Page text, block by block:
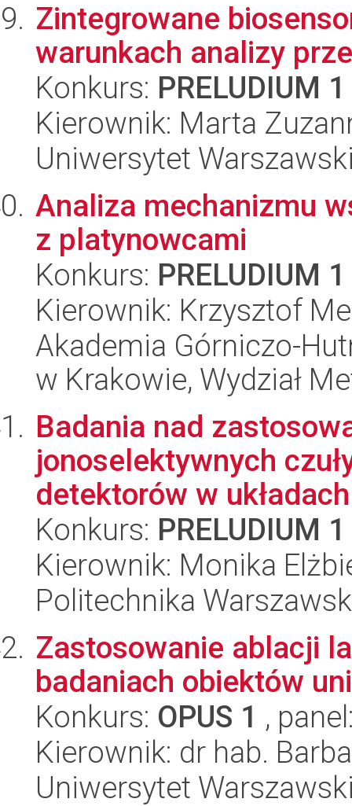
Zintegrowane
warunkach analizy
Konkurs: PRELUDIUM 1
Kierownik: Marta
Uniwersytet
Analiza mechanizmu
z platynowcami
Konkurs: PRELUDIUM 1
Kierownik: Krzysztof
Akademia Górniczo-
w Krakowie, Wydział
Badania nad
jonoselektywnych
detektorów w
Konkurs: PRELUDIUM 1
Kierownik: Monika
Politechnika
Zastosowanie ablacji
badaniach obiektów
Konkurs: OPUS 1 ,
Kierownik: dr hab.
Uniwersytet